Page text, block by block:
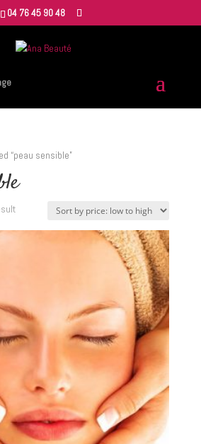
04 76 45 90 48
“peau sensible”